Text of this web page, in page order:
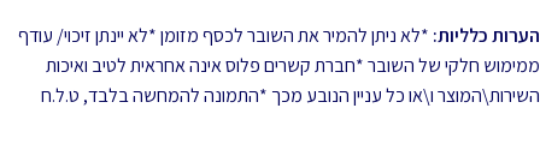
הערות כלליות: *לא ניתן להמיר את השובר לכסף מזומן *לא יינתן זיכוי/ עודף
ממימוש חלקי של השובר *חברת קשרים פלוס אינה אחראית לטיב ואיכות
השירות\המוצר ו\או כל עניין הנובע מכך *התמונה להמחשה בלבד, ט.ל.ח